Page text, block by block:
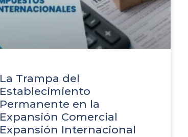
La Trampa del
Establecimiento
Permanente en la
Expansión Comercial
Expansión Internacional